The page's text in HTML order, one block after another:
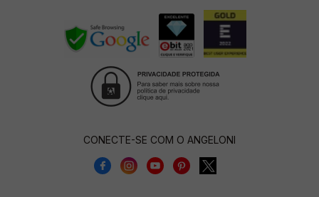
CONECTE-SE COM O ANGELONI